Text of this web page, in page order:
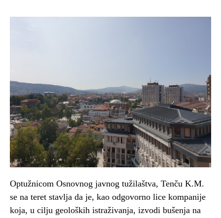
Optužnicom Osnovnog javnog tužilaštva, Tenču K.M.
se na teret stavlja da je, kao odgovorno lice kompanije
koja, u cilju geoloških istraživanja, izvodi bušenja na